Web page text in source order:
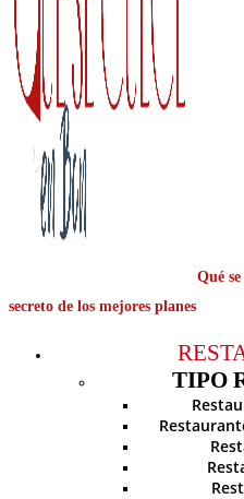
Qué
secreto de los mejores planes
TIPO